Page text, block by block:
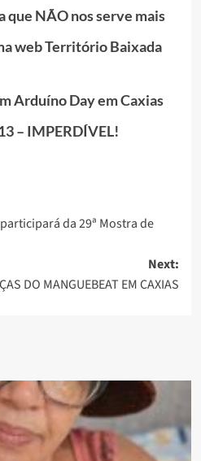
que NÃO nos serve mais
web Território Baixada
Arduíno Day em Caxias
– IMPERDÍVEL!
da 29ª Mostra de
Next:
DO MANGUEBEAT EM CAXIAS